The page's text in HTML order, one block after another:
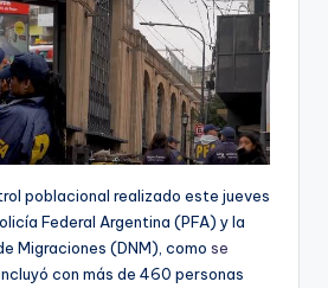
poblacional realizado este jueves
Federal Argentina (PFA) y la
Migraciones (DNM), como se
con más de 460 personas